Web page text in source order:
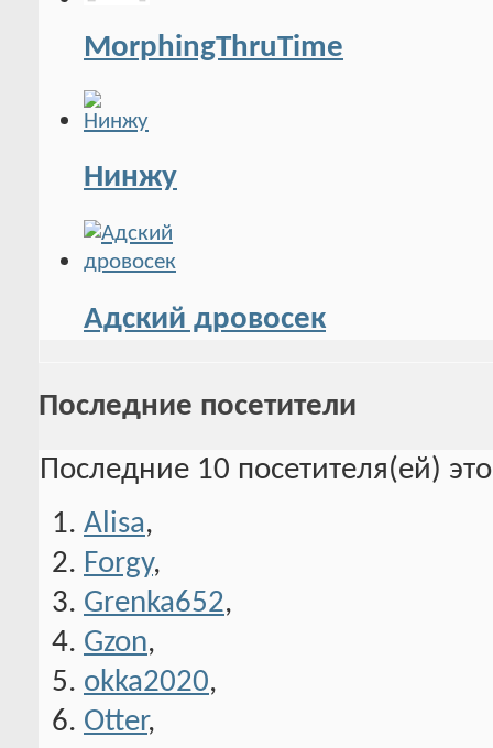
MorphingThruTime
Нинжу
Адский дровосек
Последние посетители
Последние 10 посетителя(ей)
Alisa,
Forgy,
Grenka652,
Gzon,
okka2020,
Otter,